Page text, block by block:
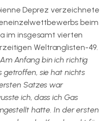
Deprez verzeichnete
beim
im insgesamt vierten
Weltranglisten-49.
Am Anfang bin ich richtig
getroffen, sie hat nichts
Satzes war
ich, dass ich Gas
hatte. In der ersten